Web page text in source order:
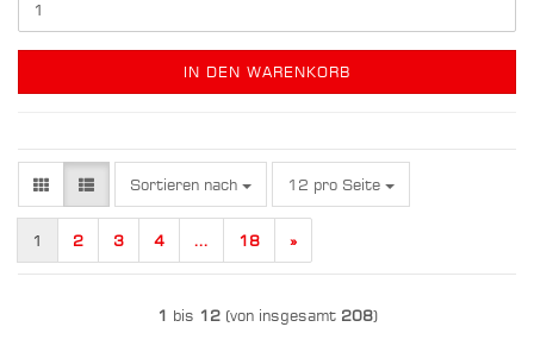
IN DEN WARENKORB
Sortieren nach
Sortieren nach 12 pro Seite
pro Seite
1 2 3 4 ... 18 »
1 bis 12(von insgesamt 208)